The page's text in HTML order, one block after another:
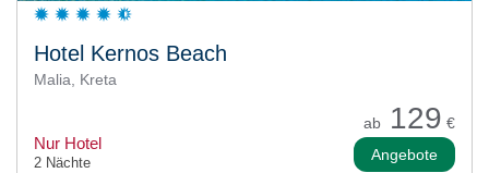
Hotel Kernos Beach
Malia, Kreta
ab 129 €
Nur Hotel
2 Nächte Angebote